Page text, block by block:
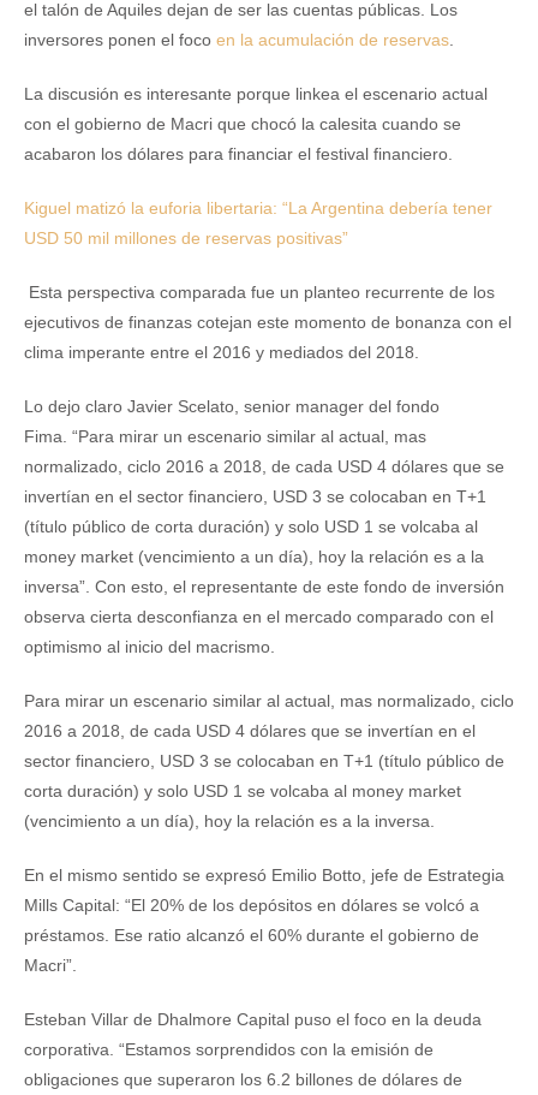
el talón de Aquiles dejan de ser las cuentas públicas. Los
inversores ponen el foco en la acumulación de reservas
La discusión es interesante porque linkea el escenario actual
con el gobierno de Macri que chocó la calesita cuando se
acabaron los dólares para financiar el festival financiero.
Kiguel matizó la euforia libertaria: “La Argentina debería tener
USD 50 mil millones de reservas positivas”
Esta perspectiva comparada fue un planteo recurrente de los
ejecutivos de finanzas cotejan este momento de bonanza con el
clima imperante entre el 2016 y mediados del 2018.
Lo dejo claro Javier Scelato, senior manager del fondo
Fima. “Para mirar un escenario similar al actual, mas
normalizado, ciclo 2016 a 2018, de cada USD 4 dólares que se
invertían en el sector financiero, USD 3 se colocaban en T+1
(título público de corta duración) y solo USD 1 se volcaba al
money market (vencimiento a un día), hoy la relación es a la
inversa”. Con esto, el representante de este fondo de inversión
observa cierta desconfianza en el mercado comparado con el
optimismo al inicio del macrismo.
Para mirar un escenario similar al actual, mas normalizado, ciclo
2016 a 2018, de cada USD 4 dólares que se invertían en el
sector financiero, USD 3 se colocaban en T+1 (título público de
corta duración) y solo USD 1 se volcaba al money market
(vencimiento a un día), hoy la relación es a la inversa.
En el mismo sentido se expresó Emilio Botto, jefe de Estrategia
Mills Capital: “El 20% de los depósitos en dólares se volcó a
préstamos. Ese ratio alcanzó el 60% durante el gobierno de
Macri”.
Esteban Villar de Dhalmore Capital puso el foco en la deuda
corporativa. “Estamos sorprendidos con la emisión de
obligaciones que superaron los 6.2 billones de dólares de